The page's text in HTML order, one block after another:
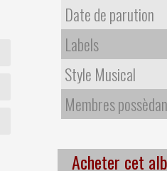
Date de parution
Labels
Style Musical
Membres
Acheter cet